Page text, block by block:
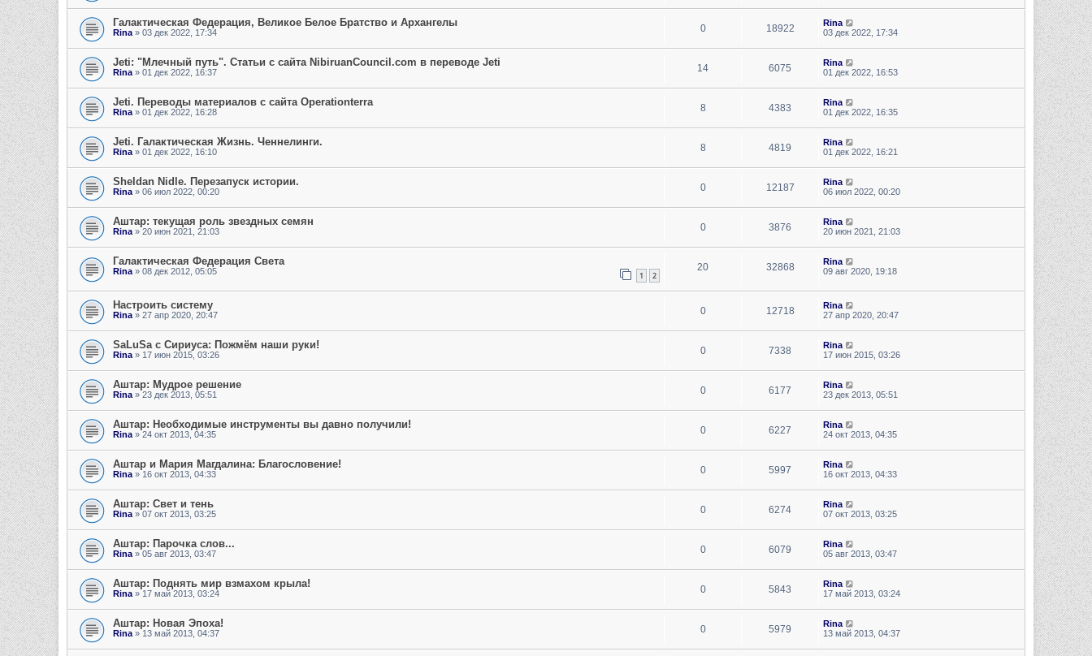
Галактическая Федерация, Великое Белое Братство и Архангелы
Rina » 03 дек 2022, 17:34 0 18922
Rina
03 дек 2022, 17:34
Jeti: "Млечный путь". Статьи с сайта NibiruanCouncil.com в переводе Jeti
Rina » 01 дек 2022, 16:37 14 6075
Rina
01 дек 2022, 16:53
Jeti. Переводы материалов с сайта Operationterra
Rina » 01 дек 2022, 16:28 8 4383
Rina
01 дек 2022, 16:35
Jeti. Галактическая Жизнь. Ченнелинги.
Rina » 01 дек 2022, 16:10 8 4819
Rina
01 дек 2022, 16:21
Sheldan Nidle. Перезапуск истории.
Rina » 06 июл 2022, 00:20 0 12187
Rina
06 июл 2022, 00:20
Аштар: текущая роль звездных семян
Rina » 20 июн 2021, 21:03 0 3876
Rina
20 июн 2021, 21:03
Галактическая Федерация Света
Rina » 08 дек 2012, 05:05 1 2
20 32868
Rina
09 авг 2020, 19:18
Настроить систему
Rina» 27 апр 2020, 20:47 0 12718
Rina
27 апр 2020, 20:47
SaLuSa с Сириуса: Пожмём наши руки!
Rina» 17 июн 2015, 03:26 0 7338
Rina
17 июн 2015, 03:26
Аштар: Мудрое решение
Rina» 23 дек 2013, 05:51 0 6177
Rina
23 дек 2013, 05:51
Аштар: Необходимые инструменты вы давно получили!
Rina» 24 окт 2013, 04:35 0 6227
Rina
24 окт 2013, 04:35
Аштар и Мария Магдалина: Благословение!
Rina» 16 окт 2013, 04:33 0 5997
Rina
16 окт 2013, 04:33
Аштар: Свет и тень
Rina» 07 окт 2013, 03:25 0 6274
Rina
07 окт 2013, 03:25
Аштар: Парочка слов...
Rina» 05 авг 2013, 03:47 0 6079
Rina
05 авг 2013, 03:47
Аштар: Поднять мир взмахом крыла!
Rina» 17 май 2013, 03:24 0 5843
Rina
17 май 2013, 03:24
Аштар: Новая Эпоха!
Rina» 13 май 2013, 04:37 0 5979
Rina
13 май 2013, 04:37